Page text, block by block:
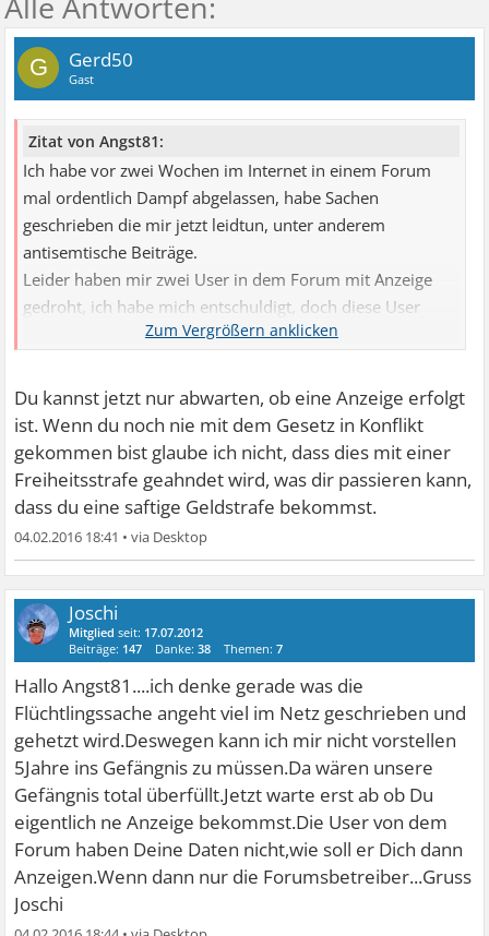
G Gerd50
Gast
Zitat von Angst81:
Ich habe vor zwei Wochen im Internet in einem Forum
mal ordentlich Dampf abgelassen, habe Sachen
geschrieben die mir jetzt leidtun, unter anderem
antisemtische Beiträge.
Leider haben mir zwei User in dem Forum mit Anzeige
gedroht, ich habe mich entschuldigt, doch diese User
glaubten mir meine entschuldigung nicht(einer drohte mir
Diese User haben mir geschrieben, dass die Polizei
kommen und meinen PC mitnehmen würde, und dass ich
dann 5 Jahre wegen Volksverhetzung ins Gefängnis
müsste.
Seitdem kann ich kaum noch schlafen und esse kaum
noch, und als vor drei Tagen ein Polizeiauto durch die
Straße fuhr, bekam ich Herzrasen vor lauter Angst und
fragte mich, was ich jetzt tun soll, ich dachte wirklich, die
kommen jetzt zu mir und machen eine Haussuchung.
Ich bin noch nie in meinem Leben mit dem Gesetz in
Konflikt geraten, habe noch nie ienem Menschen was
getan und werde auch niemals jemandem was tun.
Ich war einfach nicht gut drauf, weil ich schon mehrfach
von männlichen Flüchtlingen sexuell belästigt wurde und
jetzt Angst habe auf die Straße zu gehen. Ich habe das
Asperger System und sowieso schon Angst vor anderen
Menschen, jetzt, wo die Flüchtlinge mich belästigt haben,
wage ich mich fast gar nicht mehr vor die Tür, nur noch
zum einkaufen. Da habe ich im Internet einfach mal
Dampf abgelassen, weil ich niemanden habe, mit dem ich
Du kannst jetzt nur abwarten, ob eine Anzeige erfolgt
ist. Wenn du noch nie mit dem Gesetz in Konflikt
gekommen bist glaube ich nicht, dass dies mit einer
Freiheitsstrafe geahndet wird, was dir passieren kann,
dass du eine saftige Geldstrafe bekommst.
04.02.2016 18:41 •
Joschi
Mitglied seit: 17.07.2012
Beiträge: 147 Danke:38 Themen:7
Hallo Angst81....ich denke gerade was die
Flüchtlingssache angeht viel im Netz geschrieben und
gehetzt wird.Deswegen kann ich mir nicht vorstellen
5Jahre ins Gefängnis zu müssen.Da wären unsere
Gefängnis total überfüllt.Jetzt warte erst ab ob Du
eigentlich ne Anzeige bekommst.Die User von dem
Forum haben Deine Daten nicht,wie soll er Dich dann
Anzeigen.Wenn dann nur die Forumsbetreiber...Gruss
Joschi